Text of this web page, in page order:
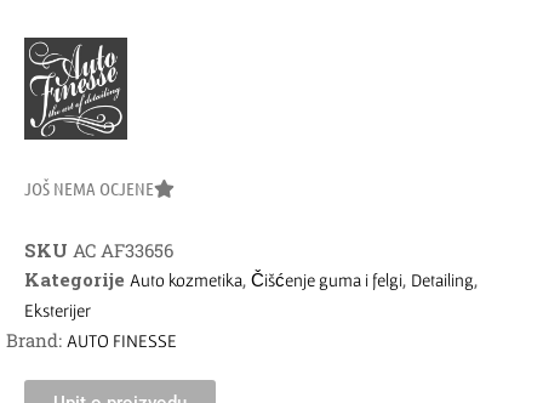
JOŠ NEMA OCJENE
SKU AC AF33656
Kategorije Auto kozmetika, Čišćenje guma i felgi, Detailing,
Eksterijer
Brand: AUTO FINESSE